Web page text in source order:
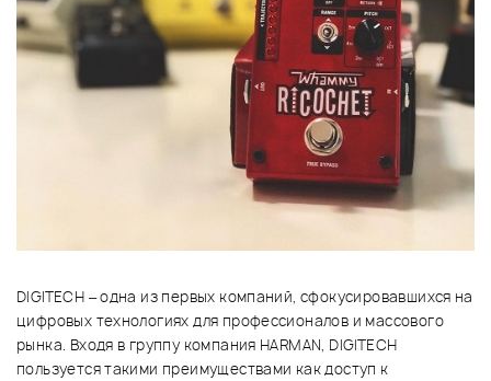
DIGITECH – одна из первых компаний, сфокусировавшихся на
цифровых технологиях для профессионалов и массового
рынка. Входя в группу компания HARMAN, DIGITECH
пользуется такими преимуществами как доступ к